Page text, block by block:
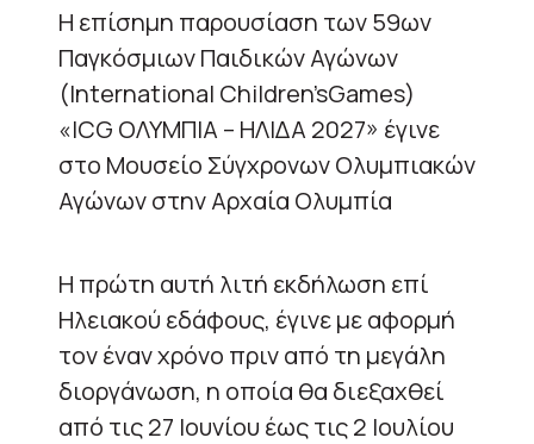
Η επίσημη παρουσίαση των 59ων
Παγκόσμιων Παιδικών Αγώνων
(International Children’sGames)
«ICG ΟΛΥΜΠΙΑ – ΗΛΙΔΑ 2027» έγινε
στο Μουσείο Σύγχρονων Ολυμπιακών
Αγώνων στην Αρχαία Ολυμπία
Η πρώτη αυτή λιτή εκδήλωση επί
Ηλειακού εδάφους, έγινε με αφορμή
τον έναν χρόνο πριν από τη μεγάλη
διοργάνωση, η οποία θα διεξαχθεί
από τις 27 Ιουνίου έως τις 2 Ιουλίου